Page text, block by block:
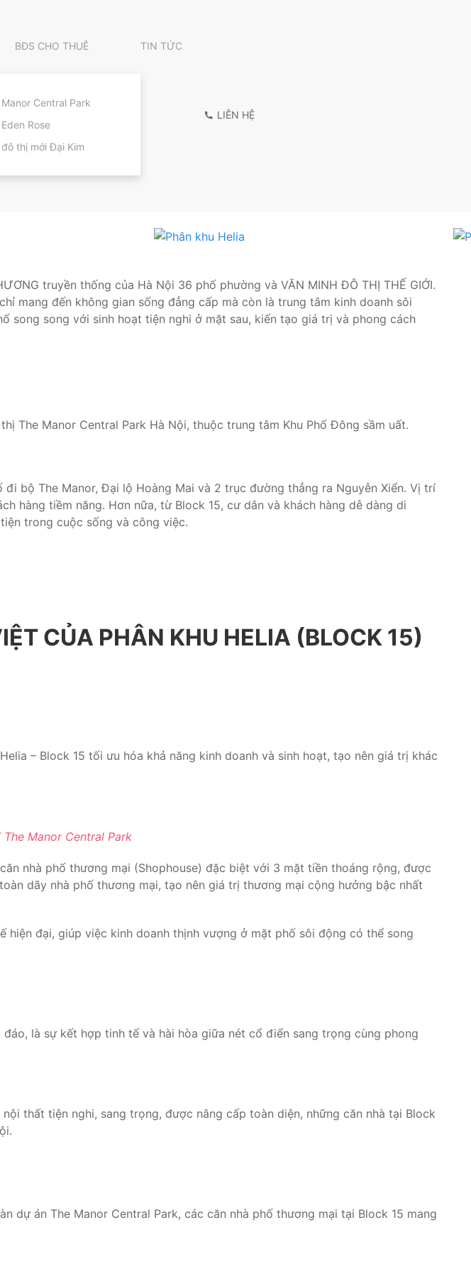
BĐS CHO THUÊ
Central Park
Rose
đô thị mới Đại Kim
TIN TỨC
LIÊN HỆ
truyền thống của Hà Nội 36 phố phường và VĂN MINH ĐÔ THỊ THẾ GIỚI.
mang đến không gian sống đẳng cấp mà còn là trung tâm kinh doanh sôi
song song với sinh hoạt tiện nghi ở mặt sau, kiến tạo giá trị và phong cách
The Manor Central Park Hà Nội, thuộc trung tâm Khu Phố Đông sầm uất.
bộ The Manor, Đại lộ Hoàng Mai và 2 trục đường thẳng ra Nguyễn Xiển. Vị trí
hàng tiềm năng. Hơn nữa, từ Block 15, cư dân và khách hàng dễ dàng di
trong cuộc sống và công việc.
CỦA PHÂN KHU HELIA (BLOCK 15)
– Block 15 tối ưu hóa khả năng kinh doanh và sinh hoạt, tạo nên giá trị khác
Manor Central Park
nhà phố thương mại (Shophouse) đặc biệt với 3 mặt tiền thoáng rộng, được
dãy nhà phố thương mại, tạo nên giá trị thương mại cộng hưởng bậc nhất
đại, giúp việc kinh doanh thịnh vượng ở mặt phố sôi động có thể song
là sự kết hợp tinh tế và hài hòa giữa nét cổ điển sang trọng cùng phong
thất tiện nghi, sang trọng, được nâng cấp toàn diện, những căn nhà tại Block
dự án The Manor Central Park, các căn nhà phố thương mại tại Block 15 mang